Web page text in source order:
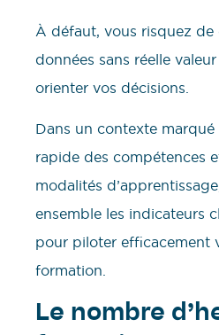
À défaut, vous risquez de
données sans réelle
orienter vos décisions.
Dans un contexte marqué
rapide des compétences
modalités
ensemble les indicateurs
pour piloter efficacement
formation.
Le nombre